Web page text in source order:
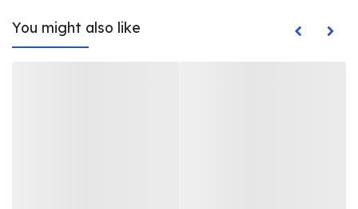
You might also like